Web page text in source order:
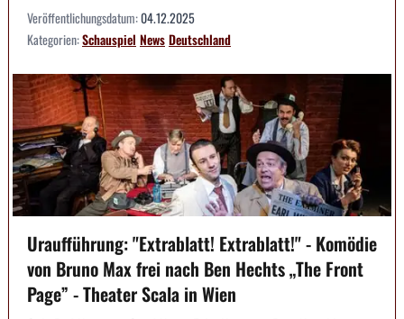
Veröffentlichungsdatum:04.12.2025
Kategorien:Schauspiel NewsDeutschland
Uraufführung: "Extrablatt! Extrablatt!" - Komödie
von Bruno Max frei nach Ben Hechts „The Front
Page” - Theater Scala in Wien